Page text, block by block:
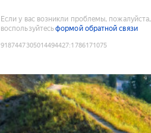
Если у вас возникли проблемы, пожалуйста,
воспользуйтесьформой обратной связи
9187447305014494427:1786171075